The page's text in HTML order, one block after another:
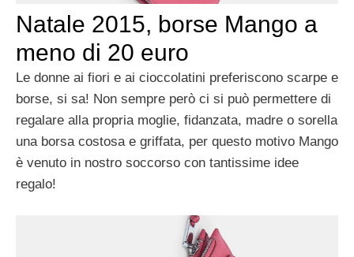
Natale 2015, borse Mango a
meno di 20 euro
Le donne ai fiori e ai cioccolatini preferiscono scarpe e
borse, si sa! Non sempre però ci si può permettere di
regalare alla propria moglie, fidanzata, madre o sorella
una borsa costosa e griffata, per questo motivo Mango
è venuto in nostro soccorso con tantissime idee
regalo!